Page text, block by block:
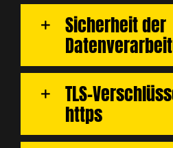
Sicherheit der
TLS-
https